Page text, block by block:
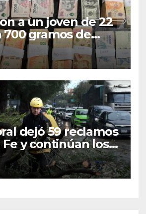
a un joven de 22
700 gramos de
dejó 59 reclamos
Fe y continúan los
municipales